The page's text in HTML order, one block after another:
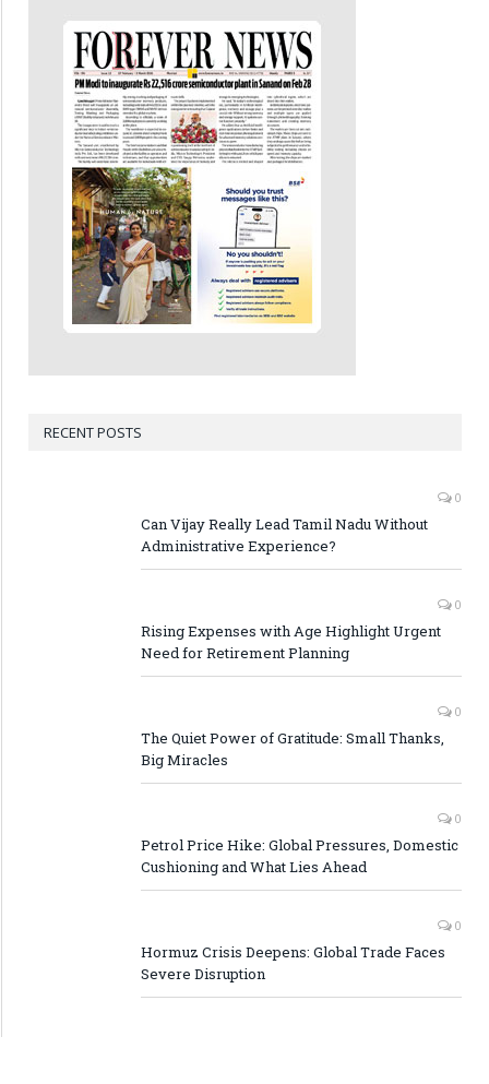
RECENT POSTS
0
Can Vijay Really Lead Tamil Nadu Without
Administrative Experience?
0
Rising Expenses with Age Highlight Urgent
Need for Retirement Planning
0
The Quiet Power of Gratitude: Small Thanks,
Big Miracles
0
Petrol Price Hike: Global Pressures, Domestic
Cushioning and What Lies Ahead
0
Hormuz Crisis Deepens: Global Trade Faces
Severe Disruption